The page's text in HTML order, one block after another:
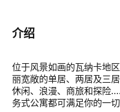
介绍
位于风景如画的瓦纳卡地
丽宽敞的单居、两居及三
休闲、浪漫、商旅和探险
务式公寓都可满足你的一切